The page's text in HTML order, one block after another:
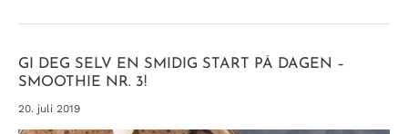
FORDI
GI DEG SELV EN SMIDIG START PÅ DAGEN –
SMOOTHIE NR. 3!
20. juli 2019